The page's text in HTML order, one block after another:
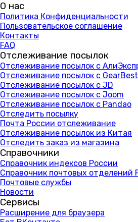
О нас
Политика Конфиденциальности
Пользовательское соглашение
Контакты
FAQ
Отслеживание посылок
Отслеживание посылок с
Отслеживание посылок с GearBest
Отслеживание посылок с JD
Отслеживание посылок с Joom
Отслеживание посылок с Pandao
Отследить посылку
Почта России отслеживание
Отслеживание посылок из Китая
Отследить заказ из магазина
Справочники
Справочник индексов России
Справочник почтовых отделений
Почтовые службы
Новости
Сервисы
Расширение для браузера